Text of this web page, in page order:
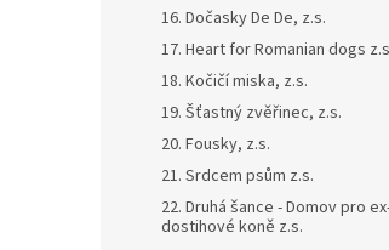
16. Dočasky De De, z.s.
17. Heart for Romanian dogs
18. Kočičí miska, z.s.
19. Šťastný zvěřinec, z.s.
20. Fousky, z.s.
21. Srdcem psům z.s.
22. Druhá šance - Domov pro
dostihové koně z.s.